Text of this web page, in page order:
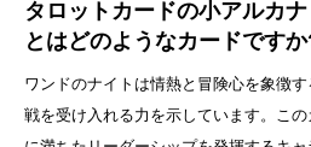
タロットカードの小アルカナ
とはどのようなカードです
ワンドのナイトは情熱と冒険心を象徴
戦を受け入れる力を示しています。こ